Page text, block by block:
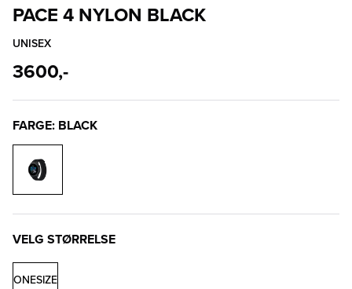
PACE 4 NYLON BLACK
UNISEX
3600,-
FARGE: BLACK
VELG STØRRELSE
ONESIZE